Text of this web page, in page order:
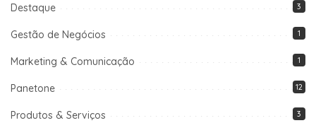
Destaque 3
Gestão de Negócios 1
Marketing & Comunicação 1
Panetone 12
Produtos & Serviços 3